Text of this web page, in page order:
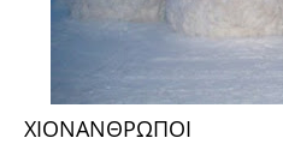
ΧΙΟΝΑΝΘΡΩΠΟΙ